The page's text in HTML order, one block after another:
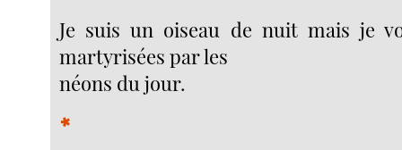
Je suis un oiseau de nuit mais je
martyrisées par les
néons du jour.
*